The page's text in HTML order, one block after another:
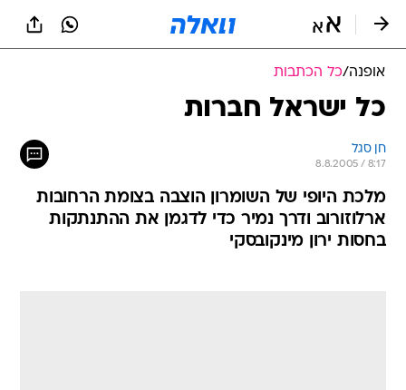
אופנה/כל הכתבות
כל ישראל חברות
חן סגל
8.8.2005 / 8:17
מלכת היופי של השומרון הוצבה בצומת הרחובות
ארלוזורוב ודרך נמיר כדי לדגמן את ההתנתקות
בחסות ירון מינקובסקי